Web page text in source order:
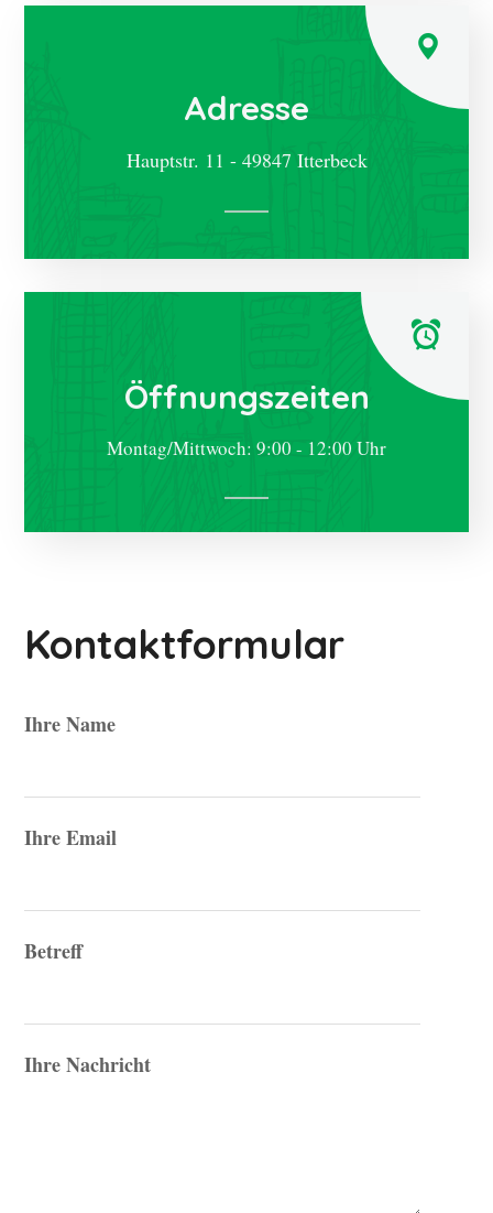
Adresse
Hauptstr. 11 - 49847 Itterbeck
Öffnungszeiten
Montag/Mittwoch: 9:00 - 12:00 Uhr
Kontaktformular
Ihre Name
Ihre Email
Betreff
Ihre Nachricht